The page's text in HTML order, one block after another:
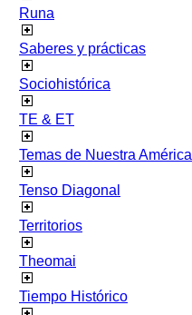
Runa
Saberes y prácticas
Sociohistórica
TE & ET
Temas de Nuestra América
Tenso Diagonal
Territorios
Theomai
Tiempo Histórico